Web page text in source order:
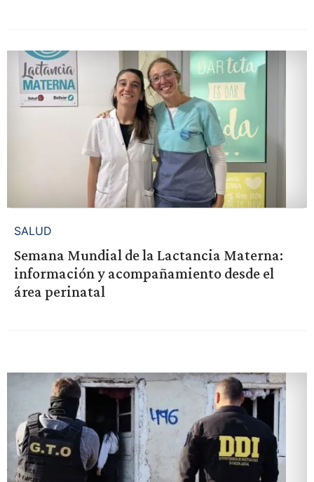
SALUD
Semana Mundial de la Lactancia Materna:
información y acompañamiento desde el
área perinatal